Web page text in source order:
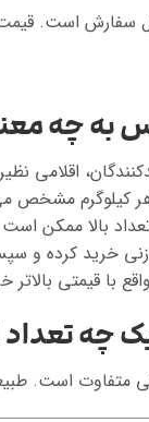
به چه
اقلامی
کیلوگرم مشخص
بالا ممکن
خرید کرده
با قیمتی
یک چه
متفاوت است.